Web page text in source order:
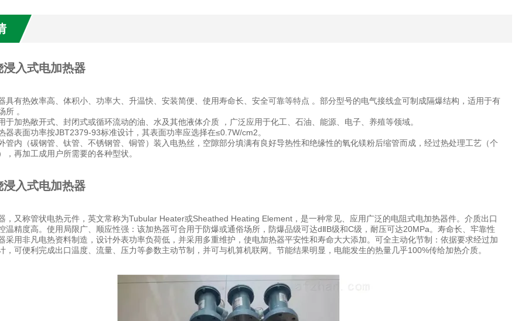
浸入式电加热器
具有热效率高、体积小、功率大、升温快、安装简便、使用寿命长、安全可靠等特点 。部分型号的电气接线盒可制成隔爆结构，适用于有
所 。
于加热敞开式、封闭式或循环流动的油、水及其他液体介质 ，广泛应用于化工、石油、能源、电子、养殖等领域。
器表面功率按JBT2379-93标准设计，其表面功率应选择在≤0.7W/cm2。
管内（碳钢管、钛管、不锈钢管、铜管）装入电热丝，空隙部分填满有良好导热性和绝缘性的氧化镁粉后缩管而成，经过热处理工艺（个
，再加工成用户所需要的各种型状。
浸入式电加热器
，又称管状电热元件，英文常称为Tubular Heater或Sheathed Heating Element，是一种常见、应用广泛的电阻式电加热器件。介质出口
温精度高。使用局限广、顺应性强：该加热器可合用于防爆或通俗场所，防爆品级可达dⅡB级和C级，耐压可达20MPa。寿命长、牢靠性
采用非凡电热资料制造，设计外表功率负荷低，并采用多重维护，使电加热器平安性和寿命大大添加。可全主动化节制：依据要求经过加
，可便利完成出口温度、流量、压力等参数主动节制，并可与机算机联网。节能结果明显，电能发生的热量几乎100%传给加热介质。